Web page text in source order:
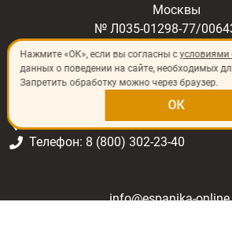
Москвы
№ Л035-01298-77/
©2026«ИП Шлёнский Владимир
129344, Россия, г. Москва, ул.
C. Fernando Ossorio, 7, 28035,
Телефон: 8 (800) 302-23-40
info@espanika-
Нажмите «ОК», если вы согласны сусловиями
данных о поведении на сайте, необходимых
Запретить обработку можно через браузер.
ОК